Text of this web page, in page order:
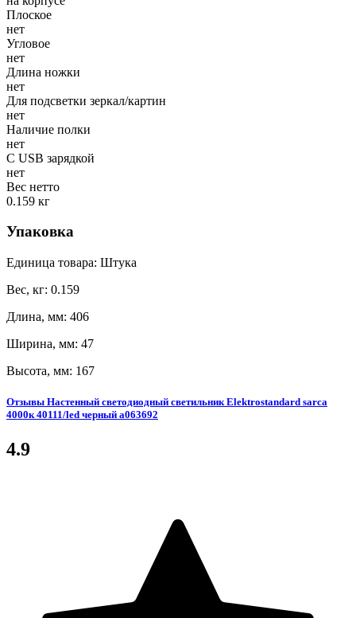
Плоское
нет
Угловое
нет
Длина ножки
нет
Для подсветки зеркал/картин
нет
Наличие полки
нет
С USB зарядкой
нет
Вес нетто
0.159 кг
Упаковка
Единица товара: Штука
Вес, кг: 0.159
Длина, мм: 406
Ширина, мм: 47
Высота, мм: 167
Отзывы Настенный светодиодный светильник Elektrostandard sarca
4000к 40111/led черный a063692
4.9